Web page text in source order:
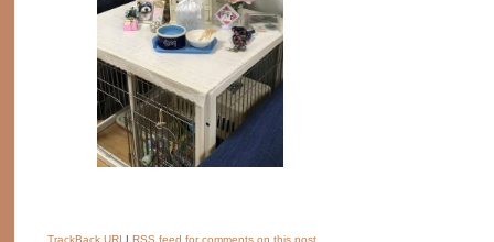
TrackBack URI | RSS feed for comments on this post